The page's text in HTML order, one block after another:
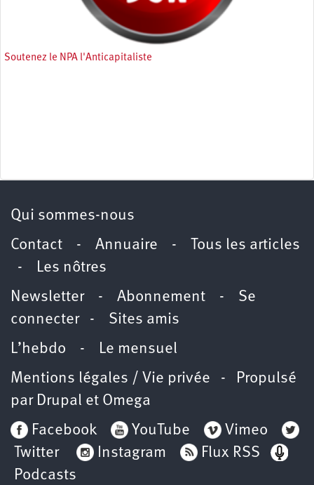
Soutenez le NPA l'Anticapitaliste
Qui sommes-nous
Contact - Annuaire -
Tous les articles
- Les nôtres
Newsletter- Abonnement - Se
connecter- Sites amis
L’hebdo - Le mensuel
Mentions légales / Vie privée - Propulsé
par Drupal et Omega
Facebook
YouTube
Vimeo
Twitter
Instagram
Flux RSS
Podcasts